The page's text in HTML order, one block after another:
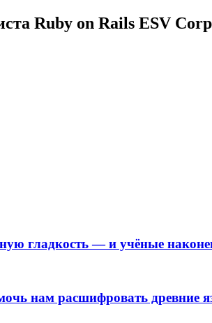
Ruby on Rails ESV
гладкость — и учёные
нам расшифровать древние